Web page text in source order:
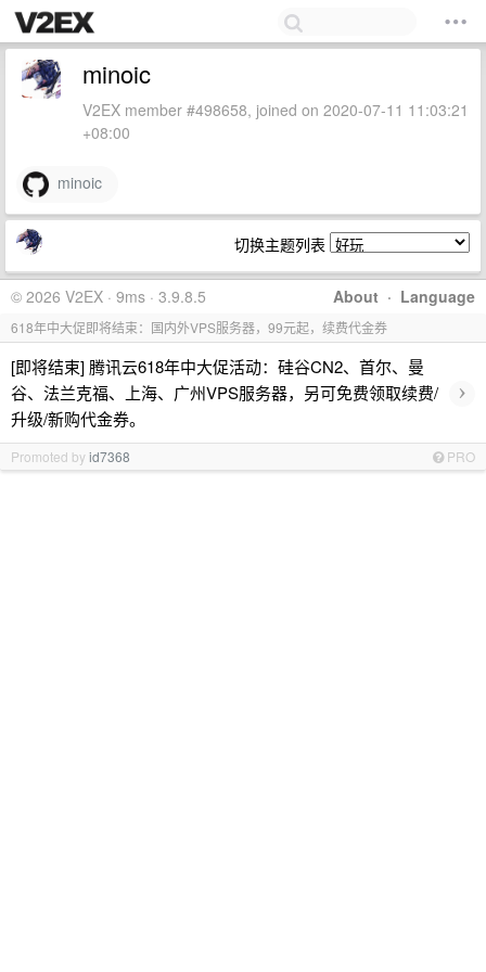
minoic
V2EX member #498658, joined on 2020-07-11 11:03:21
+08:00
minoic
切换主题列表
About · Language
© 2026 V2EX · 9ms · 3.9.8.5
618年中大促即将结束：国内外VPS服务器，99元起，续费代金券
[即将结束] 腾讯云618年中大促活动：硅谷CN2、首尔、曼
谷、法兰克福、上海、广州VPS服务器，另可免费领取续费/
升级/新购代金券。
›
Promoted byid7368 PRO